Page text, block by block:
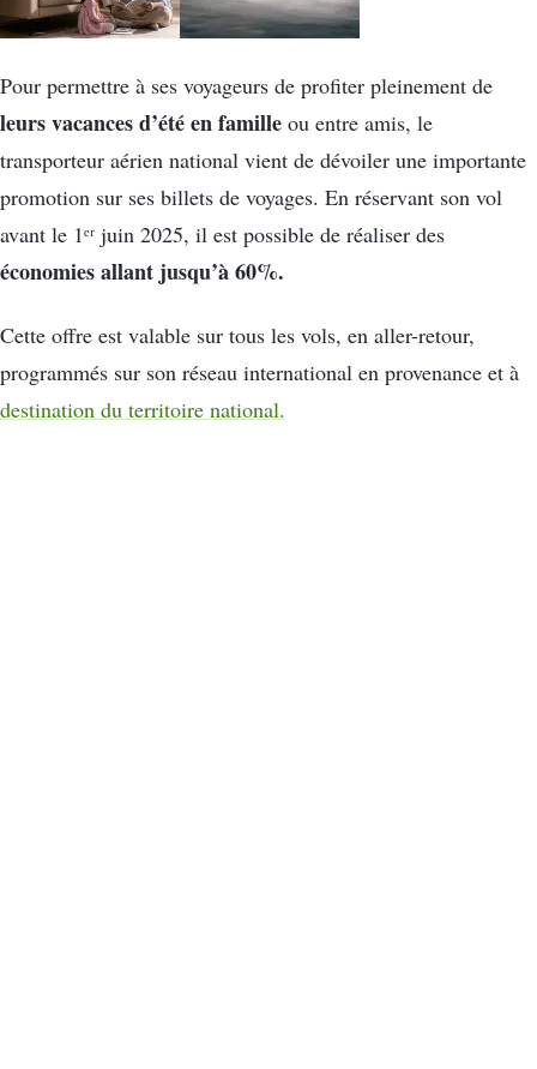
Pour permettre à ses voyageurs de profiter pleinement de
leurs vacances d’été en famille ou entre amis, le
transporteur aérien national vient de dévoiler une importante
promotion sur ses billets de voyages. En réservant son vol
avant le 1ᵉʳ juin 2025, il est possible de réaliser des
économies allant jusqu’à 60%.
Cette offre est valable sur tous les vols, en aller-retour,
programmés sur son réseau international en provenance et à
destination du territoire national.